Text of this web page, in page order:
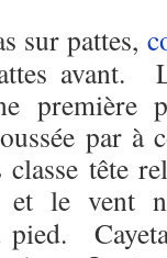
sur pattes,
avant.
première
par à
tête
et le vent
pied.